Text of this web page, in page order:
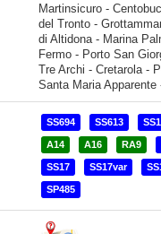
SS694 SS613
A14 A16 RA9
SS17 SS17var
SP485